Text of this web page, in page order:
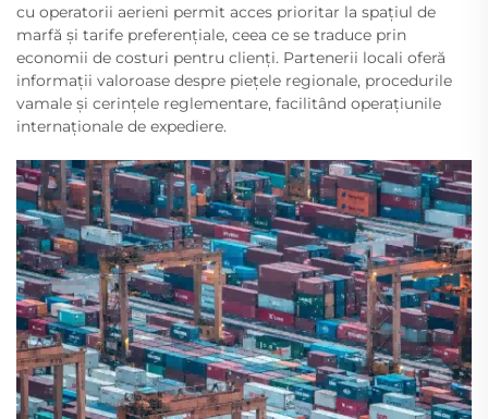
cu operatorii aerieni permit acces prioritar la spațiul de
marfă și tarife preferențiale, ceea ce se traduce prin
economii de costuri pentru clienți. Partenerii locali oferă
informații valoroase despre piețele regionale, procedurile
vamale și cerințele reglementare, facilitând operațiunile
internaționale de expediere.